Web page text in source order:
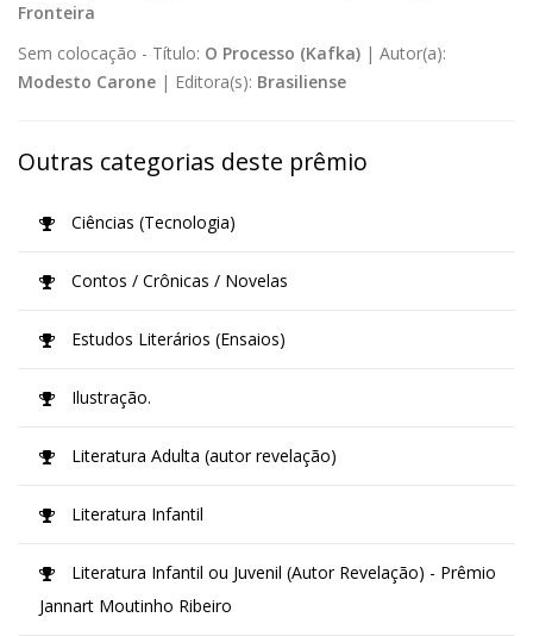
Fronteira
Sem colocação - Título: O Processo (Kafka) | Autor(a):
Modesto Carone | Editora(s): Brasiliense
Outras categorias deste prêmio
Ciências (Tecnologia)
Contos / Crônicas / Novelas
Estudos Literários (Ensaios)
Ilustração.
Literatura Adulta (autor revelação)
Literatura Infantil
Literatura Infantil ou Juvenil (Autor Revelação) - Prêmio
Jannart Moutinho Ribeiro